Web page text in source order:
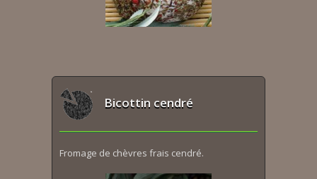
Bicottin cendré
Fromage de chèvres frais cendré.